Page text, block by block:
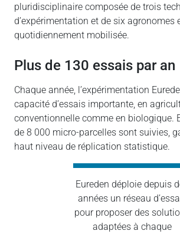
pluridisciplinaire composée de trois
d’expérimentation et de six agronomes
quotidiennement mobilisée.
plus de 130 essais par an
Chaque année, l’expérimentation
capacité d’essais importante, en
conventionnelle comme en biologique.
de 8 000 micro-parcelles sont suivies,
haut niveau de réplication statistique.
Eureden déploie depuis
années un réseau
pour proposer des
adaptées à chaque